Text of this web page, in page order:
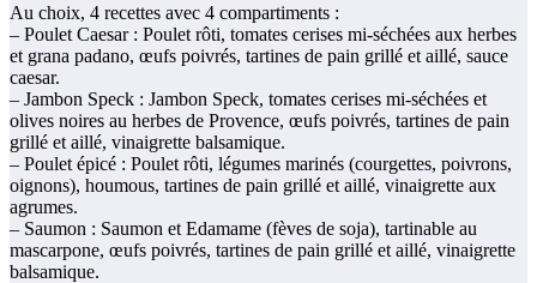
Au choix, 4 recettes avec 4 compartiments :
– Poulet Caesar : Poulet rôti, tomates cerises mi-séchées aux herbes
et grana padano, œufs poivrés, tartines de pain grillé et aillé, sauce
caesar.
– Jambon Speck : Jambon Speck, tomates cerises mi-séchées et
olives noires au herbes de Provence, œufs poivrés, tartines de pain
grillé et aillé, vinaigrette balsamique.
– Poulet épicé : Poulet rôti, légumes marinés (courgettes, poivrons,
oignons), houmous, tartines de pain grillé et aillé, vinaigrette aux
agrumes.
– Saumon : Saumon et Edamame (fèves de soja), tartinable au
mascarpone, œufs poivrés, tartines de pain grillé et aillé, vinaigrette
balsamique.